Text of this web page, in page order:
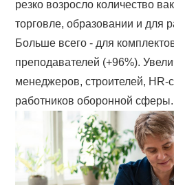
резко возросло количество
торговле, образовании и для
Больше всего - для
преподавателей (+96%).
менеджеров, строителей, HR-
работников оборонной сферы.